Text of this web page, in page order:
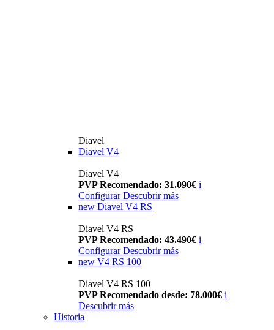
Diavel
Diavel V4
Diavel V4
PVP Recomendado: 31.090€ i
Configurar Descubrir más
new Diavel V4 RS
Diavel V4 RS
PVP Recomendado: 43.490€ i
Configurar Descubrir más
new V4 RS 100
Diavel V4 RS 100
PVP Recomendado desde: 78.000€ i
Descubrir más
Historia